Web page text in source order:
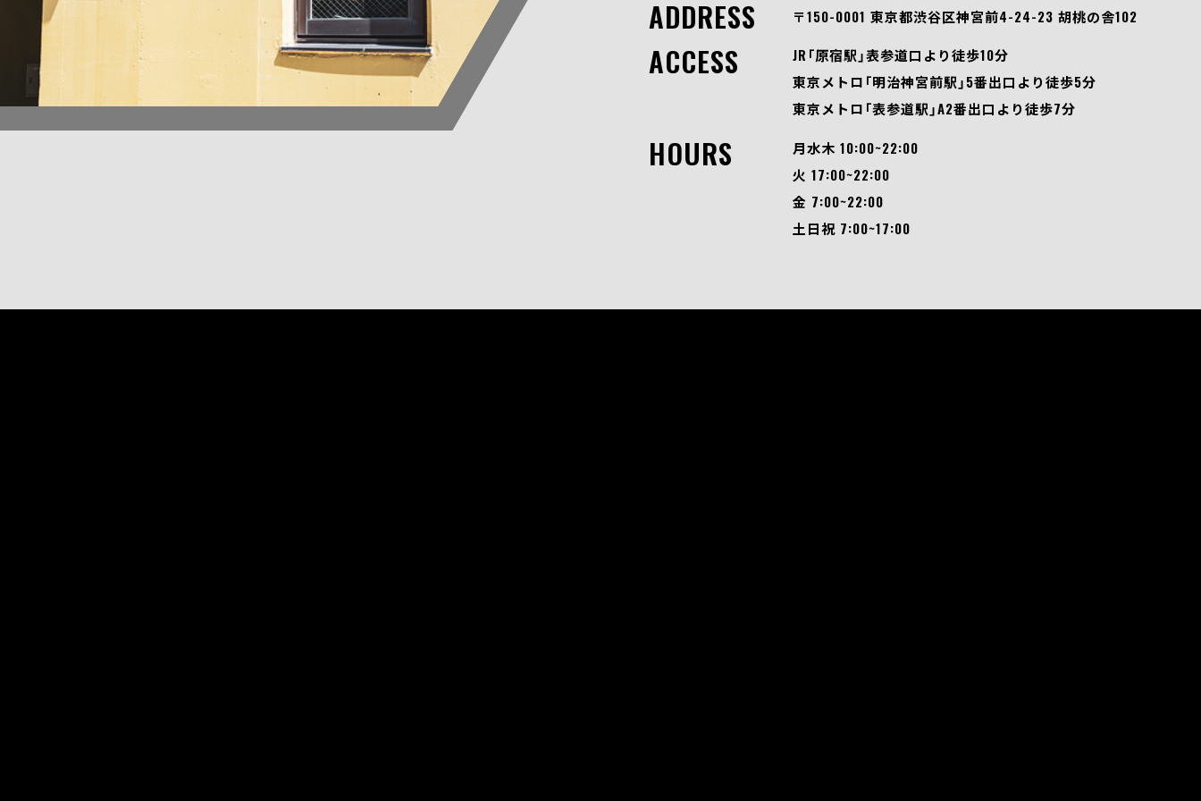
ADDRESS 〒150-0001 東京都渋谷区神宮前4-24-23 胡桃の舎102
ACCESS
JR「原宿駅」表参道口より徒歩10分
東京メトロ「明治神宮前駅」5番出口より徒歩5分
東京メトロ「表参道駅」A2番出口より徒歩7分
HOURS
月水木 10:00~22:00
火 17:00~22:00
金 7:00~22:00
土日祝 7:00~17:00